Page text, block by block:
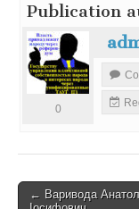
Publication
0
← Варивода